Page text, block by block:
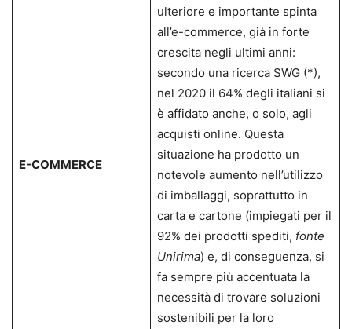
E-COMMERCE
ulteriore e importante spinta
all’e-commerce, già in forte
crescita negli ultimi anni:
secondo una ricerca SWG (*),
nel 2020 il 64% degli italiani si
è affidato anche, o solo, agli
acquisti online. Questa
situazione ha prodotto un
notevole aumento nell’utilizzo
di imballaggi, soprattutto in
carta e cartone (impiegati per il
92% dei prodotti spediti, fonte
Unirima) e, di conseguenza, si
fa sempre più accentuata la
necessità di trovare soluzioni
sostenibili per la loro